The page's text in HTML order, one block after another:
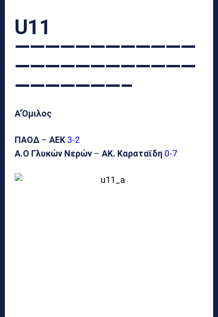
U11
————————————
————————————
———————–
Α’Όμιλος
ΠΑΟΔ – ΑΕΚ 3-2
Α.Ο Γλυκών Νερών – ΑΚ. Καραταϊδη 0-7